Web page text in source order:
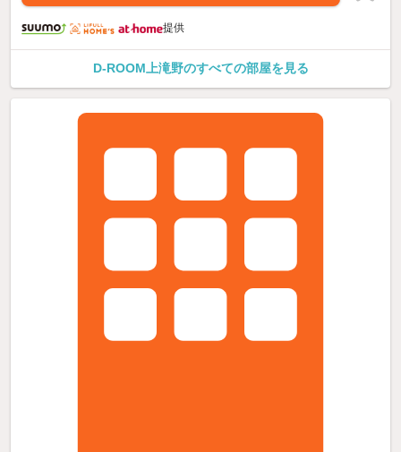
提供
D-ROOM上滝野のすべての部屋を見る